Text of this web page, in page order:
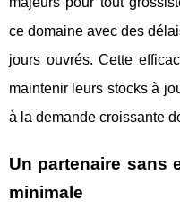
ce domaine avec des
jours ouvrés. Cette
maintenir leurs stocks à
à la demande croissante
Un partenaire sans
minimale